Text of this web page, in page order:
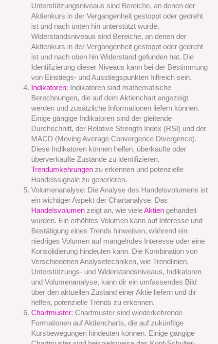
Unterstützungsniveaus sind Bereiche, an denen der
Aktienkurs in der Vergangenheit gestoppt oder gedreht
ist und nach unten hin unterstützt wurde.
Widerstandsniveaus sind Bereiche, an denen der
Aktienkurs in der Vergangenheit gestoppt oder gedreht
ist und nach oben hin Widerstand gefunden hat. Die
Identifizierung dieser Niveaus kann bei der Bestimmung
von Einstiegs- und Ausstiegspunkten hilfreich sein.
Indikatoren: Indikatoren sind mathematische
Berechnungen, die auf dem Aktienchart angezeigt
werden und zusätzliche Informationen liefern können.
Einige gängige Indikatoren sind der gleitende
Durchschnitt, der Relative Strength Index (RSI) und der
MACD (Moving Average Convergence Divergence).
Diese Indikatoren können helfen, überkaufte oder
überverkaufte Zustände zu identifizieren,
Trendumkehrungenzu erkennen und potenzielle
Handelssignale zu generieren.
Volumenanalyse: Die Analyse des Handelsvolumens ist
ein wichtiger Aspekt der Chartanalyse. Das
Handelsvolumenzeigt an, wie vieleAktiengehandelt
wurden. Ein erhöhtes Volumen kann auf Interesse und
Bestätigung eines Trends hinweisen, während ein
niedriges Volumen auf mangelndes Interesse oder eine
Konsolidierung hindeuten kann. Die Kombination von
Verschiedenen Analysetechniken, wie Trendlinien,
Unterstützungs- und Widerstandsniveaus, Indikatoren
und Volumenanalyse, kann dir ein umfassendes Bild
über den aktuellen Zustand einer Aktie liefern und dir
helfen, potenzielle Trends zu erkennen.
Chartmuster: Chartmuster sind wiederkehrende
Formationen auf Aktiencharts, die auf zukünftige
Kursbewegungen hindeuten können. Einige gängige